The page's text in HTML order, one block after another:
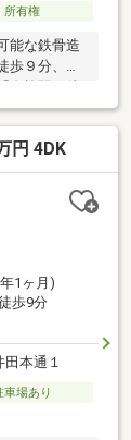
所有権
能な鉄骨造
歩９分、地
立地で 通
は５ＬＤＫ
車場はシ
す。・徒歩
しやすい環
おりま
円 4DK
1ヶ月)
歩9分
本通１
車場あり